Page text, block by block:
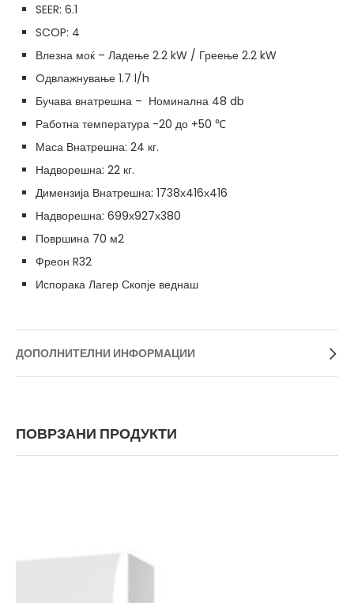
SEER: 6.1
SCOP: 4
Влезна моќ – Ладење 2.2 kW / Греење 2.2 kW
Oдвлажнување 1.7 l/h
Бучава внатрешна – Номинална 48 db
Работна температура -20 до +50 ℃
Маса Внатрешна: 24 кг.
Надворешна: 22 кг.
Димензија Внатрешна: 1738х416х416
Надворешна: 699х927х380
Површина 70 м2
Фреон R32
Испорака Лагер Скопје веднаш
ДОПОЛНИТЕЛНИ ИНФОРМАЦИИ
ПОВРЗАНИ ПРОДУКТИ